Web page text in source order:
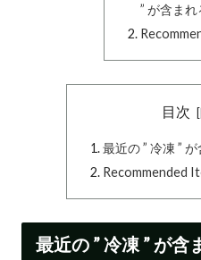
” が含まれ
目次
最近の ” 冷凍 ”
Recommended
最近の ” 冷凍 ” が含